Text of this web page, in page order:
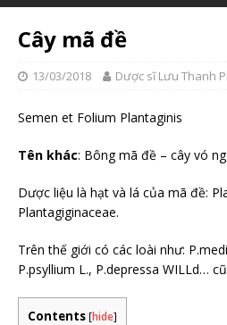
Cây mã đề
13/03/2018 Dược sĩ Lưu Thanh
Semen et Folium Plantaginis
Tên khác: Bông mã đề – cây vó
Dược liệu là hạt và lá của mã đề:
Plantagiginaceae.
Trên thế giới có các loài như:
P.psyllium L., P.depressa WILLd…
Contents [hide]